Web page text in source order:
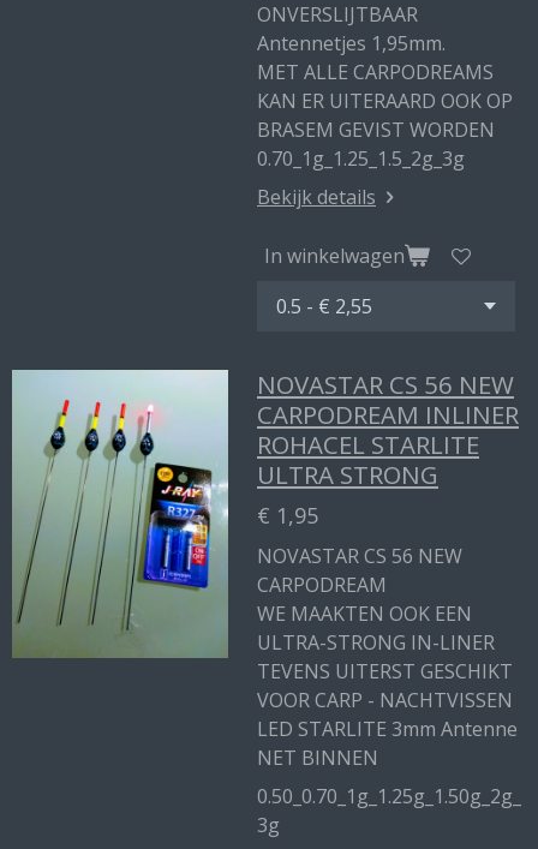
ONVERSLIJTBAAR
Antennetjes 1,95mm.
MET ALLE CARPODREAMS
KAN ER UITERAARD OOK OP
BRASEM GEVIST WORDEN
0.70_1g_1.25_1.5_2g_3g
Bekijk details
In winkelwagen
NOVASTAR CS 56 NEW
CARPODREAM INLINER
ROHACEL STARLITE
ULTRA STRONG
€ 1,95
NOVASTAR CS 56 NEW
CARPODREAM
WE MAAKTEN OOK EEN
ULTRA-STRONG IN-LINER
TEVENS UITERST GESCHIKT
VOOR CARP - NACHTVISSEN
LED STARLITE 3mm Antenne
NET BINNEN
0.50_0.70_1g_1.25g_1.50g_2g_
3g